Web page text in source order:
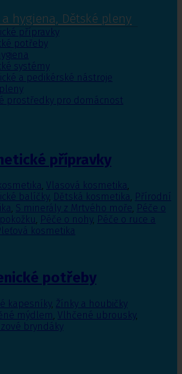
hygiena, Dětské pleny
přípravky
potřeby
systémy
a pedikérské nástroje
prostředky pro domácnost
přípravky
, Vlasová kosmetika,
balíčky, Dětská kosmetika, Přírodní
, S minerály z Mrtvého moře, Péče o
, Péče o nohy, Péče o ruce a
kosmetika
potřeby
kapesníky, Žínky a houbičky
mýdlem, Vlhčené ubrousky,
bryndáky